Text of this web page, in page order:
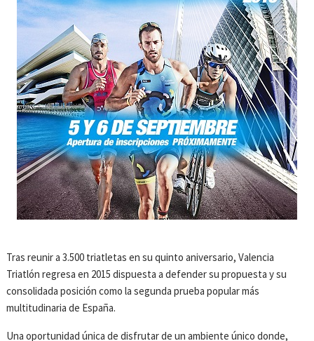
Tras reunir a 3.500 triatletas en su quinto aniversario, Valencia
Triatlón regresa en 2015 dispuesta a defender su propuesta y su
consolidada posición como la segunda prueba popular más
multitudinaria de España.
Una oportunidad única de disfrutar de un ambiente único donde,